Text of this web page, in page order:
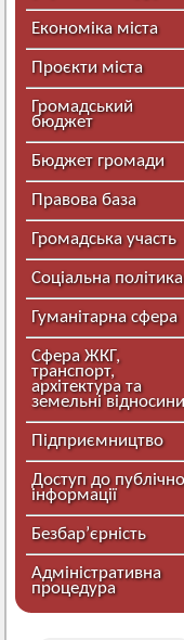
Економіка міста
Проєкти міста
Громадський
бюджет
Бюджет громади
Правова база
Громадська участь
Соціальна політика
Гуманітарна сфера
Сфера ЖКГ,
транспорт,
архітектура та
земельні відносини
Підприємництво
Доступ до
інформації
Безбар’єрність
Адміністративна
процедура